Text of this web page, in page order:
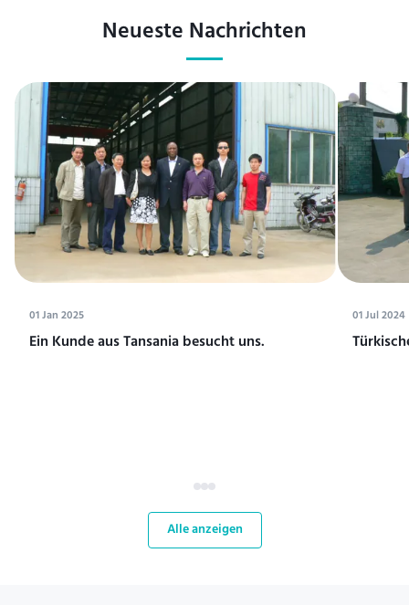
Neueste Nachrichten
01 Jan 2025
Ein Kunde aus Tansania besucht uns.
01 Jul 2024
Alle anzeigen